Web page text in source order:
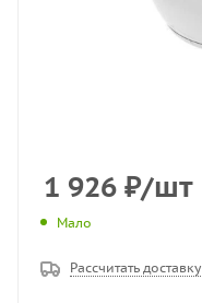
1 926 ₽/шт
Мало
Рассчитать доставку